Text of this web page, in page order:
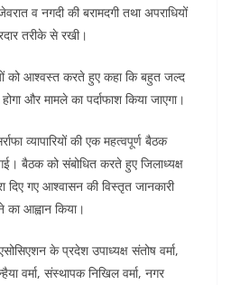
व नगदी की बरामदगी तथा अपराधियों
तरीके से रखी।
को आश्वस्त करते हुए कहा कि बहुत जल्द
और मामले का पर्दाफाश किया जाएगा।
व्यापारियों की एक महत्वपूर्ण बैठक
बैठक को संबोधित करते हुए जिलाध्यक्ष
दिए गए आश्वासन की विस्तृत जानकारी
का आह्वान किया।
के प्रदेश उपाध्यक्ष संतोष वर्मा,
वर्मा, संस्थापक निखिल वर्मा, नगर